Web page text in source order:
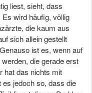
liest, sieht, dass
wird häufig, völlig
die kaum aus
sich allein gestellt
ist es, wenn auf
die gerade erst
hat das nichts mit
es jedoch so, dass die